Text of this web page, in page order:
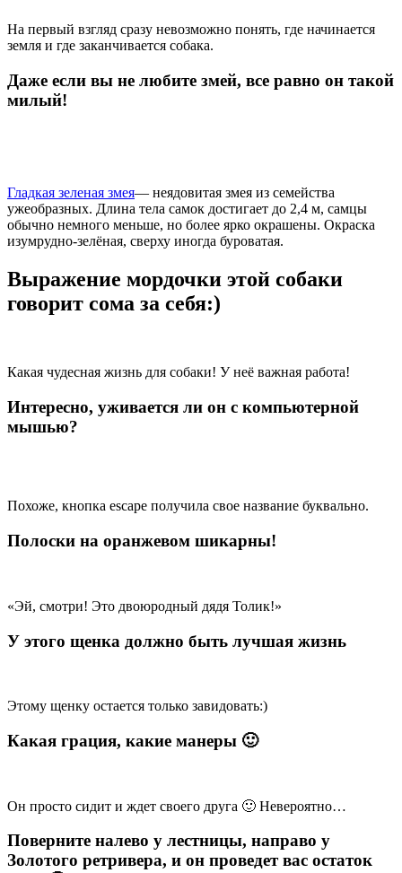
На первый взгляд сразу невозможно понять, где начинается
земля и где заканчивается собака.
Даже если вы не любите змей, все равно он такой
милый!
Гладкая зеленая змея— неядовитая змея из семейства
ужеобразных. Длина тела самок достигает до 2,4 м, самцы
обычно немного меньше, но более ярко окрашены. Окраска
изумрудно-зелёная, сверху иногда буроватая.
Выражение мордочки этой собаки
говорит сома за себя:)
Какая чудесная жизнь для собаки! У неё важная работа!
Интересно, уживается ли он с компьютерной
мышью?
Похоже, кнопка escape получила свое название буквально.
Полоски на оранжевом шикарны!
«Эй, смотри! Это двоюродный дядя Толик!»
У этого щенка должно быть лучшая жизнь
Этому щенку остается только завидовать:)
Какая грация, какие манеры 🙂
Он просто сидит и ждет своего друга 🙂 Невероятно…
Поверните налево у лестницы, направо у
Золотого ретривера, и он проведет вас остаток